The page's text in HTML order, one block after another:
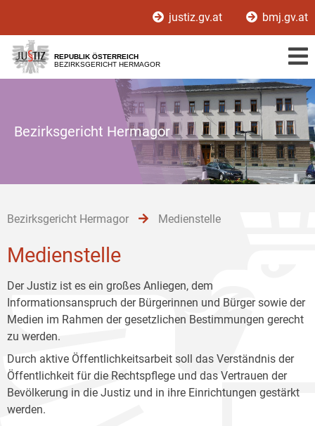
[1]
[2]
[3]
justiz.gv.at bmj.gv.at
REPUBLIK ÖSTERREICH
BEZIRKSGERICHT HERMAGOR
Bezirksgericht Hermagor
Bezirksgericht Hermagor Medienstelle
Medienstelle
Der Justiz ist es ein großes Anliegen, dem
Informationsanspruch der Bürgerinnen und Bürger sowie der
Medien im Rahmen der gesetzlichen Bestimmungen gerecht
zu werden.
Durch aktive Öffentlichkeitsarbeit soll das Verständnis der
Öffentlichkeit für die Rechtspflege und das Vertrauen der
Bevölkerung in die Justiz und in ihre Einrichtungen gestärkt
werden.